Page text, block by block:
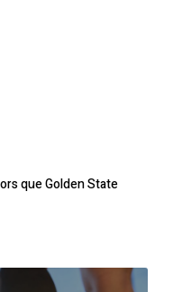
que Golden State